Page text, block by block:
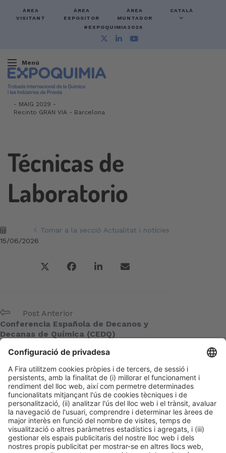
ÀREA
VISITANT
ÀREA
EXPOSITOR
ÀREA
MUNTADOR
CATALÀ
#EXPOQUIMIA2026
Menú
- MAIG 2029 -
Recinto GRAN VIA - Barcelona
Técnicas de
Laboratorio
Tornar a la secció Actualitat i notícies
15/06/2026
Post Anterior
Conferencia Española de Decanos y
Decanas de Química (CEDQ)
Següent Post
AEM
Meta
Entra
Canal de les entrades
Canal dels comentaris
WordPress.org (en anglès)